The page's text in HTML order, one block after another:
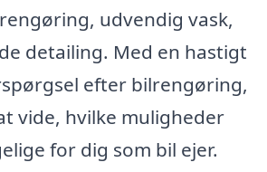
udvendig vask,
detailing. Med en hastigt
efter bilrengøring,
vide, hvilke muligheder
for dig som bil ejer.